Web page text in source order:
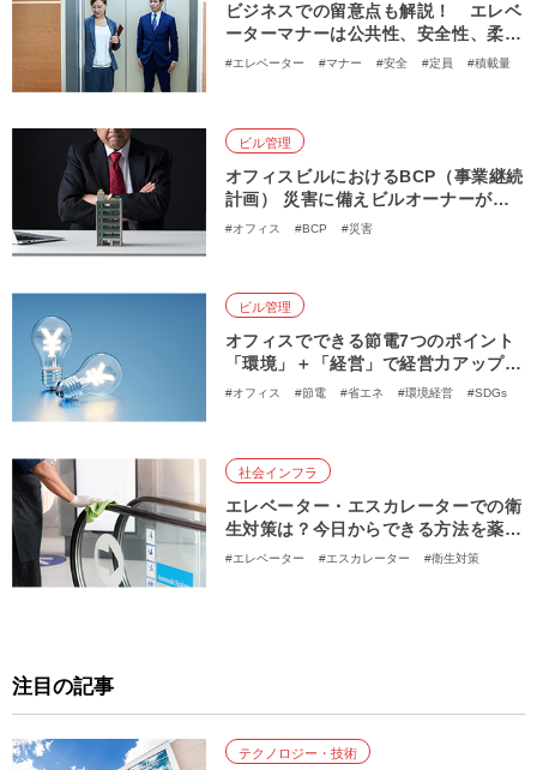
ビジネスでの留意点も解説！ エレベ
ーターマナーは公共性、安全性、柔軟
性がポイント
#エレベーター #マナー #安全 #定員 #積載量
ビル管理
オフィスビルにおけるBCP（事業継続
計画） 災害に備えビルオーナーが取
り組むべきことは？
#オフィス #BCP #災害
ビル管理
オフィスでできる節電7つのポイント
「環境」＋「経営」で経営力アップを
目指そう
#オフィス #節電 #省エネ #環境経営 #SDGs
社会インフラ
エレベーター・エスカレーターでの衛
生対策は？今日からできる方法を薬剤
師が解説
#エレベーター #エスカレーター #衛生対策
注目の記事
テクノロジー・技術